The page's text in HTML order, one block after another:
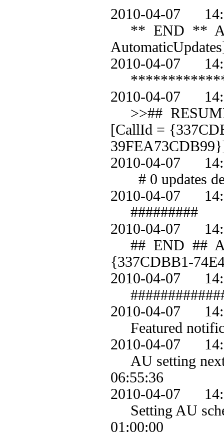
2010-04-07
** END **
2010-04-07
2010-04-07
>>##
[CallId =
2010-04-07
# 0 updates
2010-04-07
#########
2010-04-07
## END ##
{337CDBB1-
2010-04-07
2010-04-07
Featured
2010-04-07
AU setting next
06:55:36
2010-04-07
Setting AU
01:00:00